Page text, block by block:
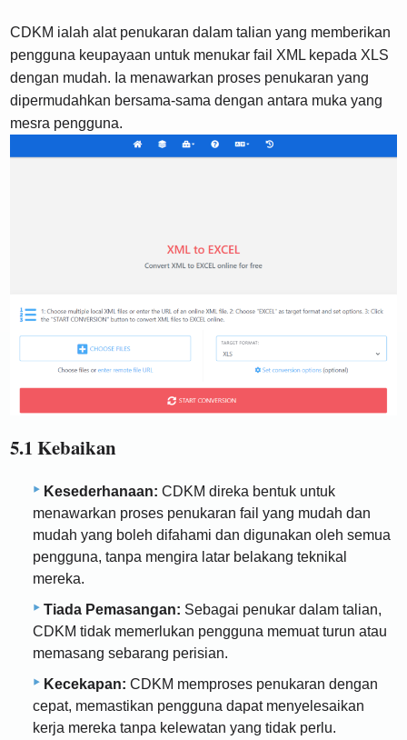
CDKM ialah alat penukaran dalam talian yang memberikan
pengguna keupayaan untuk menukar fail XML kepada XLS
dengan mudah. Ia menawarkan proses penukaran yang
dipermudahkan bersama-sama dengan antara muka yang
mesra pengguna.
5.1 Kebaikan
Kesederhanaan: CDKM direka bentuk untuk
menawarkan proses penukaran fail yang mudah dan
mudah yang boleh difahami dan digunakan oleh semua
pengguna, tanpa mengira latar belakang teknikal
mereka.
Tiada Pemasangan: Sebagai penukar dalam talian,
CDKM tidak memerlukan pengguna memuat turun atau
memasang sebarang perisian.
Kecekapan: CDKM memproses penukaran dengan
cepat, memastikan pengguna dapat menyelesaikan
kerja mereka tanpa kelewatan yang tidak perlu.